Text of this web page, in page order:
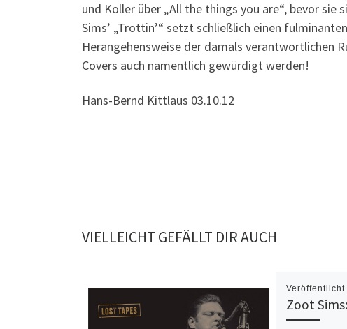
und Koller über „All the things you are“, bevor
Sims’ „Trottin’“ setzt schließlich einen
Herangehensweise der damals verantwortlichen
Covers auch namentlich gewürdigt werden!
Hans-Bernd Kittlaus 03.10.12
VIELLEICHT GEFÄLLT DIR AUCH
Veröffentlicht
Zoot